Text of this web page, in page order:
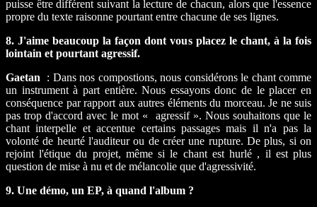
puisse être différent suivant la lecture de chacun, alors que l'essence
propre du texte raisonne pourtant entre chacune de ses lignes.
8. J'aime beaucoup la façon dont vous placez le chant, à la fois
lointain et pourtant agressif.
Gaetan
: Dans nos compostions, nous considérons le chant comme
un instrument à part entière. Nous essayons donc de le placer en
conséquence par rapport aux autres éléments du morceau. Je ne suis
pas trop d'accord avec le mot « agressif ». Nous souhaitons que le
chant interpelle et accentue certains passages mais il n'a pas la
volonté de heurté l'auditeur ou de créer une rupture. De plus, si on
rejoint l'étique du projet, même si le chant est hurlé , il est plus
question de mise à nu et de mélancolie que d'agressivité.
9. Une démo, un EP, à quand l'album ?